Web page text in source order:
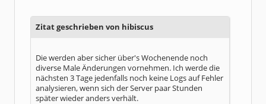
Zitat geschrieben von hibiscus
Die werden aber sicher über's Wochenende noch
diverse Male Änderungen vornehmen. Ich werde die
nächsten 3 Tage jedenfalls noch keine Logs auf Fehler
analysieren, wenn sich der Server paar Stunden
später wieder anders verhält.